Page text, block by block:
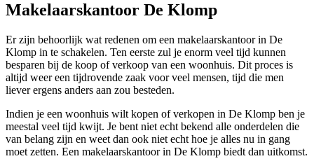
Makelaarskantoor De Klomp
Er zijn behoorlijk wat redenen om een makelaarskantoor in De
Klomp in te schakelen. Ten eerste zul je enorm veel tijd kunnen
besparen bij de koop of verkoop van een woonhuis. Dit proces is
altijd weer een tijdrovende zaak voor veel mensen, tijd die men
liever ergens anders aan zou besteden.
Indien je een woonhuis wilt kopen of verkopen in De Klomp ben je
meestal veel tijd kwijt. Je bent niet echt bekend alle onderdelen die
van belang zijn en weet dan ook niet echt hoe je alles nu in gang
moet zetten. Een makelaarskantoor in De Klomp biedt dan uitkomst.